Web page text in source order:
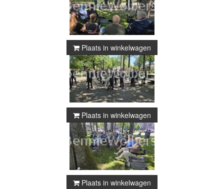
Plaats in winkelwagen
Plaats in winkelwagen
Plaats in winkelwagen